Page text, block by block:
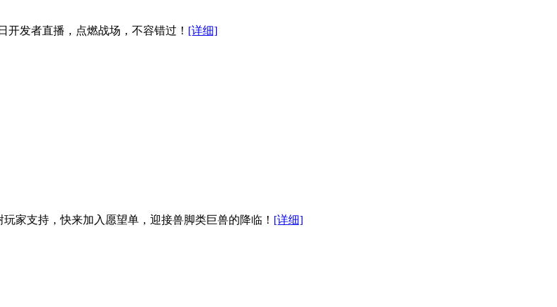
开发者直播，点燃战场，不容错过！ [详细]
玩家支持，快来加入愿望单，迎接兽脚类巨兽的降临！ [详细]